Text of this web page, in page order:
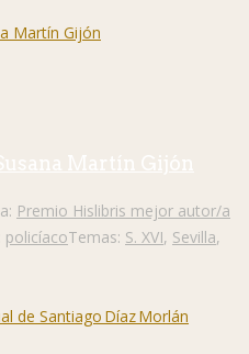
Martín Gijón
Premio Hislibris mejor autor/a
policíacoTemas: S. XVI, Sevilla,